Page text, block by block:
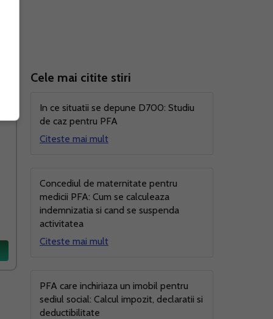
Cele mai citite stiri
In ce situatii se depune D700: Studiu
de caz pentru PFA
Citeste mai mult
Concediul de maternitate pentru
medicii PFA: Cum se calculeaza
indemnizatia si cand se suspenda
activitatea
Citeste mai mult
PFA care inchiriaza un imobil pentru
sediul social: Calcul impozit, declaratii si
deductibilitate